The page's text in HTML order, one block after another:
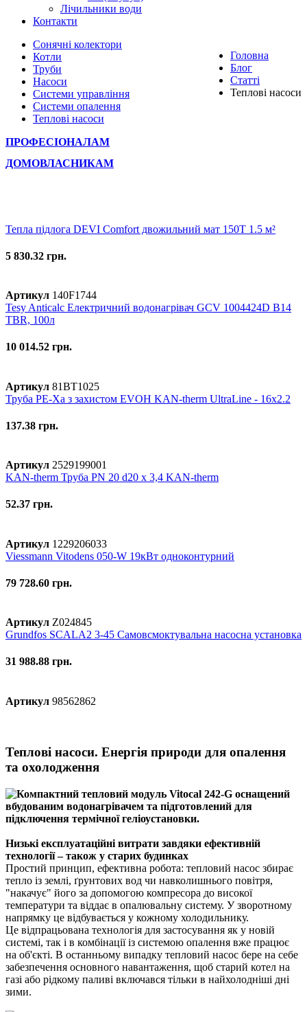
Лічильники води
Контакти
Головна
Блог
Статті
Теплові насоси
Сонячні колектори
Котли
Труби
Насоси
Системи управління
Системи опалення
Теплові насоси
ПРОФЕСІОНАЛАМ
ДОМОВЛАСНИКАМ
Тепла підлога DEVI Comfort двожильний мат 150T 1.5 м²
5 830.32 грн.
Артикул 140F1744
Tesy Anticalc Електричний водонагрівач GCV 1004424D B14
TBR, 100л
10 014.52 грн.
Артикул 81BT1025
Труба PE-Xa з захистом EVOH KAN-therm UltraLine - 16x2.2
137.38 грн.
Артикул 2529199001
KAN-therm Труба PN 20 d20 х 3,4 KAN-therm
52.37 грн.
Артикул 1229206033
Viessmann Vitodens 050-W 19кВт одноконтурний
79 728.60 грн.
Артикул Z024845
Grundfos SCALA2 3-45 Самовсмоктувальна насосна установка
31 988.88 грн.
Артикул 98562862
Теплові насоси. Енергія природи для опалення
та охолодження
Низькі експлуатаційні витрати завдяки ефективній
технології – також у старих будинках
Простий принцип, ефективна робота: тепловий насос збирає
тепло із землі, ґрунтових вод чи навколишнього повітря,
"накачує" його за допомогою компресора до високої
температури та віддає в опалювальну систему. У зворотному
напрямку це відбувається у кожному холодильнику.
Це відпрацьована технологія для застосування як у новій
системі, так і в комбінації із системою опалення вже працює
на об'єкті. В останньому випадку тепловий насос бере на себе
забезпечення основного навантаження, щоб старий котел на
газі або рідкому паливі включався тільки в найхолодніші дні
зими.